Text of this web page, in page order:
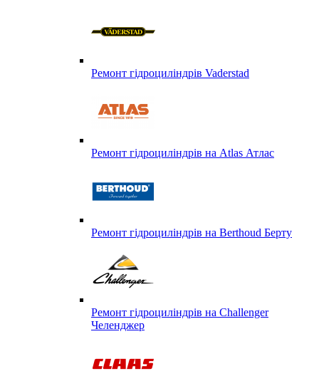
Ремонт гідроциліндрів Vaderstad
Ремонт гідроциліндрів на Atlas Атлас
Ремонт гідроциліндрів на Berthoud Берту
Ремонт гідроциліндрів на Challenger
Челенджер